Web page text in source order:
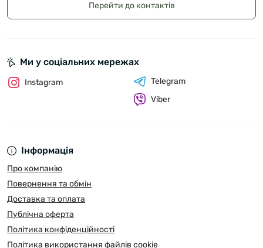
Перейти до контактів
Інформація
Про компанію
Повернення та обмін
Доставка та оплата
Публічна оферта
Політика конфіденційності
Політика використання файлів cookie
Ми у соціальних мережах
Instagram
Telegram
Viber